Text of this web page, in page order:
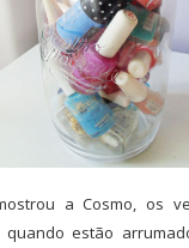
a Cosmo, os
quando estão